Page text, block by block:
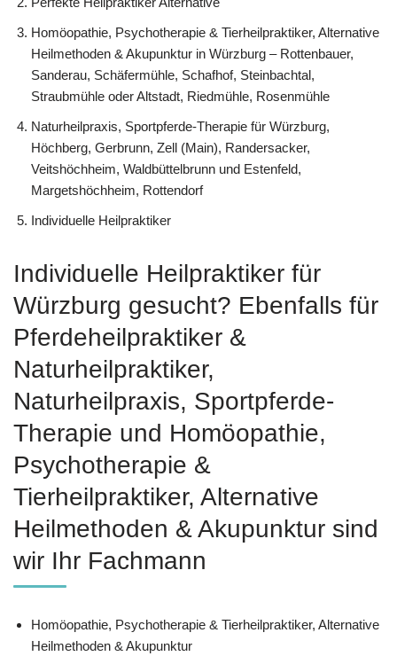
‎Homöopathie, ‎Psychotherapie & ‎Tierheilpraktiker, Alternative
Heilmethoden & Akupunktur in Würzburg – Rottenbauer,
Sanderau, Schäfermühle, Schafhof, Steinbachtal,
Straubmühle oder Altstadt, Riedmühle, Rosenmühle
Naturheilpraxis, Sportpferde-Therapie für Würzburg,
Höchberg, Gerbrunn, Zell (Main), Randersacker,
Veitshöchheim, Waldbüttelbrunn und Estenfeld,
Margetshöchheim, Rottendorf
Individuelle Heilpraktiker
Individuelle Heilpraktiker für
Würzburg gesucht? Ebenfalls für
Pferdeheilpraktiker &
Naturheilpraktiker,
Naturheilpraxis, Sportpferde-
Therapie und ‎Homöopathie,
‎Psychotherapie &
‎Tierheilpraktiker, Alternative
Heilmethoden & Akupunktur sind
wir Ihr Fachmann
‎Homöopathie, ‎Psychotherapie & ‎Tierheilpraktiker, Alternative
Heilmethoden & Akupunktur